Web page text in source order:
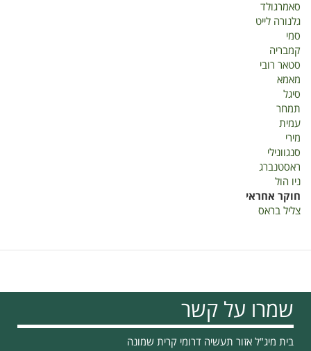
סאמרגולד
גלנורה לייט
סמי
קמבריה
סטאר רובי
מאמא
סיגל
תמחר
עמית
מירי
סנגוונילי
ראסטנברג
ניו הול
חוקר אחראי
צליל בראס
שמרו על קשר
בית מיג"ל אזור תעשיה דרומי קרית שמונה